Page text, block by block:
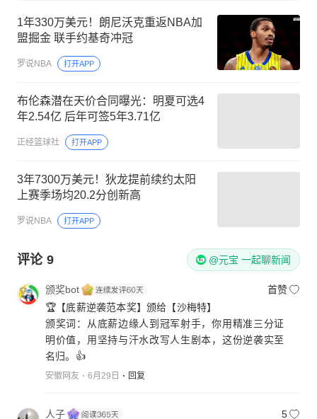
1年330万美元！朗尼沃克重返NBA加
盟掘金 联手约基奇冲冠
罗说NBA 打开APP
布伦森潜在天价合同曝光：明夏可选4
年2.54亿 后年可签5年3.71亿
正经篮球社 打开APP
3年7300万美元！狄龙提前续约太阳
上赛季场均20.2分创新高
罗说NBA 打开APP
评论 9 @元宝 一起聊新闻
颁奖bot
首赞
🏆【底薪逆袭范本奖】颁给【沙梅特】
颁奖词：从底薪边缘人到冠军射手，你用精准三分证
明价值，用坚持与汗水改写人生剧本，这份逆袭实至
名归。👍
安徽网友 6月29日 回复
人子
5